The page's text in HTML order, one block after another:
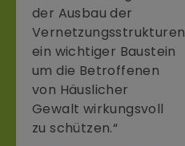
der Ausbau der
Vernetzungsstrukturen
ein wichtiger Baustein
um die Betroffenen
von Häuslicher
Gewalt wirkungsvoll
zu schützen.“